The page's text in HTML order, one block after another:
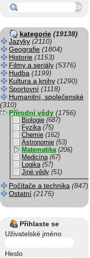
kategorie (19138)
Jazyky (2110)
Geografie (1804)
Historie (1153)
Filmy a seriály (5376)
Hudba (1199)
Kultura a knihy (1290)
Sportovní (1118)
Humanitní, společenské
(310)
Přírodní vědy (1756)
Biologie (687)
Fyzika (75)
Chemie (162)
Astronomie (53)
Matematika (206)
Medicína (67)
Logika (57)
Jiné vědy (51)
Počítače a technika (847)
Ostatní (2175)
Přihlaste se
Uživatelské jméno
Heslo